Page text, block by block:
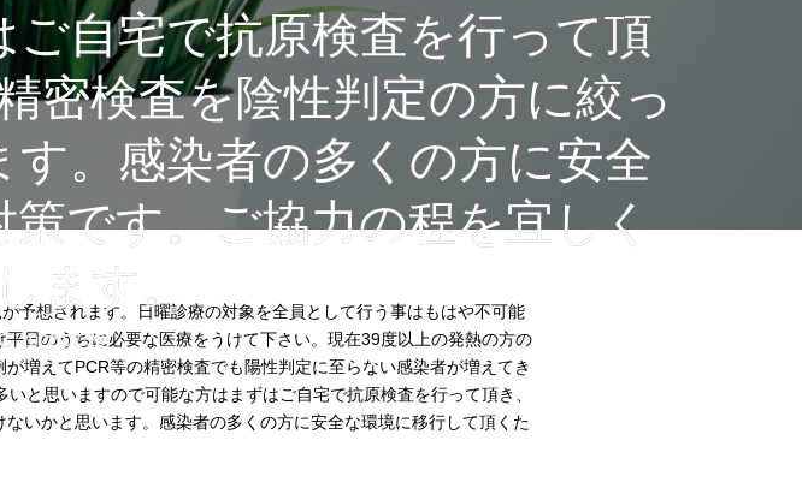
自宅で抗原検査を行って頂
密検査を陰性判定の方に絞っ
。感染者の多くの方に安全
です。ご協力の程を宜しく
ます。
2022.07.29
予想されます。日曜診療の対象を全員として行う事はもはや不可能
日のうちに必要な医療をうけて下さい。現在39度以上の発熱の方の
増えてPCR等の精密検査でも陽性判定に至らない感染者が増えてき
と思いますので可能な方はまずはご自宅で抗原検査を行って頂き、
いかと思います。感染者の多くの方に安全な環境に移行して頂くた